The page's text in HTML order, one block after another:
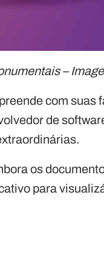
–
com suas
de
os
para